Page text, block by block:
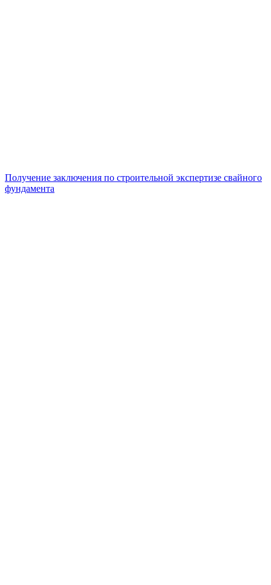
Получение заключения по строительной экспертизе свайного
фундамента